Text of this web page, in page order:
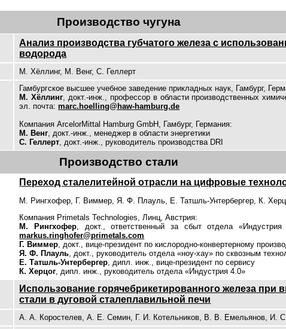
Производство чугуна
Анализ производства губчатого железа с
водорода
М. Хёллинг, М. Венг, С. Геллерт
Гамбургское высшее учебное заведение прикладных наук, Гамбург,
М. Хёллинг, докт.-инж., профессор в области производственных
эл. почта:marc.hoelling@haw-hamburg.de
Компания ArcelorMittal Hamburg GmbH, Гамбург, Германия:
М. Венг,докт.-инж., менеджер в области энергетики
С. Геллерт,докт.-инж.,руководитель производства DRI
Производство стали
Переход сталелитейной отрасли на цифровые
М. Рингхофер, Г. Виммер, Я. Ф. Плауль, Е. Татшль-Унтербергер, К.
Компания Primetals Technologies, Линц, Австрия:
М. Рингхофер, докт., ответственный за сбыт отдела
markus.ringhofer@primetals.com
Г. Виммер , докт., вице-президент по кислородно-конвертерному
Я. Ф. Плауль , докт., руководитель отдела «ноу-хау» по сквозным
Е. Татшль-Унтербергер , дипл. инж., вице-президент по сервису
К. Херцог , дипл. инж., руководитель отдела «Индустрия 4.0»
Использование горячебрикетированного железа при
стали в дуговой сталеплавильной печи
А. А. Коростелев, А. Е. Семин, Г. И. Котельников, В. В. Емельянов, И.